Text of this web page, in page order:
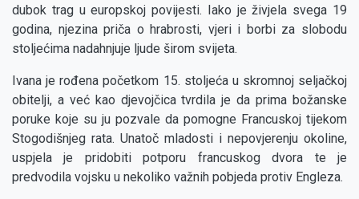
dubok trag u europskoj povijesti. Iako je živjela svega 19
godina, njezina priča o hrabrosti, vjeri i borbi za slobodu
stoljećima nadahnjuje ljude širom svijeta.
Ivana je rođena početkom 15. stoljeća u skromnoj seljačkoj
obitelji, a već kao djevojčica tvrdila je da prima božanske
poruke koje su ju pozvale da pomogne Francuskoj tijekom
Stogodišnjeg rata. Unatoč mladosti i nepovjerenju okoline,
uspjela je pridobiti potporu francuskog dvora te je
predvodila vojsku u nekoliko važnih pobjeda protiv Engleza.